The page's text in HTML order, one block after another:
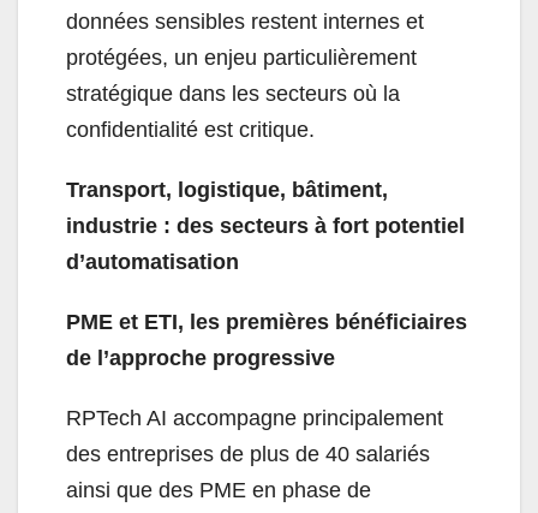
données sensibles restent internes et
protégées, un enjeu particulièrement
stratégique dans les secteurs où la
confidentialité est critique.
Transport, logistique, bâtiment,
industrie : des secteurs à fort potentiel
d’automatisation
PME et ETI, les premières bénéficiaires
de l’approche progressive
RPTech AI accompagne principalement
des entreprises de plus de 40 salariés
ainsi que des PME en phase de